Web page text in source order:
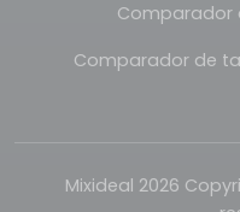
Comparador
Comparador de
Mixideal 2026